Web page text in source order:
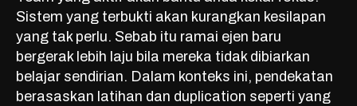
Sistem yang terbukti akan kurangkan kesilapan
yang tak perlu. Sebab itu ramai ejen baru
bergerak lebih laju bila mereka tidak dibiarkan
belajar sendirian. Dalam konteks ini, pendekatan
berasaskan latihan dan duplication seperti yang